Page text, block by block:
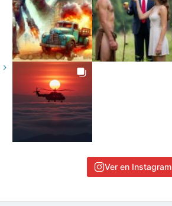
Ver en Instagram